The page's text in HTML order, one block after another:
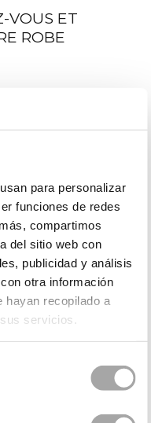
para personalizar
funciones de redes
compartimos
del sitio web con
publicidad y análisis
otra información
hayan recopilado a
servicios.
VOUS ET
ROBE